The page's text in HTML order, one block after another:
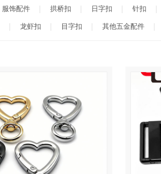
服饰配件 拱桥扣 日字扣 针扣
龙虾扣 目字扣 其他五金配件